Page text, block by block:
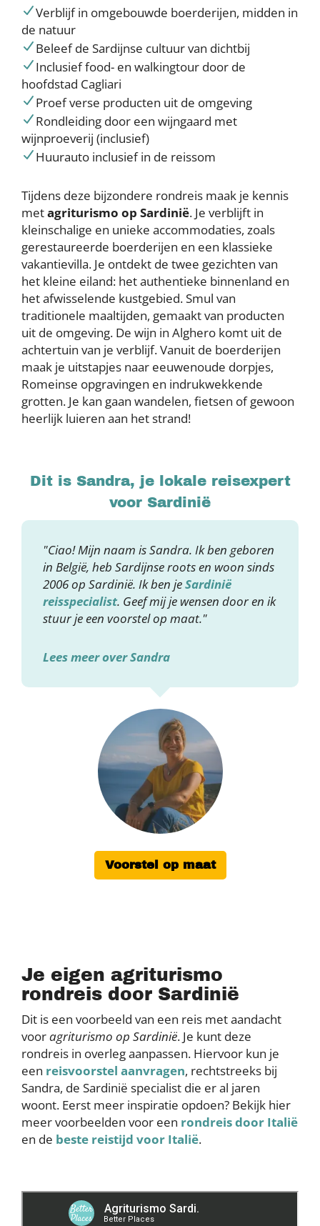
Verblijf in omgebouwde boerderijen, midden in
de natuur
Beleef de Sardijnse cultuur van dichtbij
Inclusief food- en walkingtour door de
hoofdstad Cagliari
Proef verse producten uit de omgeving
Rondleiding door een wijngaard met
wijnproeverij (inclusief)
Huurauto inclusief in de reissom
Tijdens deze bijzondere rondreis maak je kennis
metagriturismo op Sardinië. Je verblijft in
kleinschalige en unieke accommodaties, zoals
gerestaureerde boerderijen en een klassieke
vakantievilla. Je ontdekt de twee gezichten van
het kleine eiland: het authentieke binnenland en
het afwisselende kustgebied. Smul van
traditionele maaltijden, gemaakt van producten
uit de omgeving. De wijn in Alghero komt uit de
achtertuin van je verblijf. Vanuit de boerderijen
maak je uitstapjes naar eeuwenoude dorpjes,
Romeinse opgravingen en indrukwekkende
grotten. Je kan gaan wandelen, fietsen of gewoon
heerlijk luieren aan het strand!
Dit is Sandra, je lokale reisexpert
voor Sardinië
"Ciao! Mijn naam is Sandra. Ik ben geboren
in België, heb Sardijnse roots en woon sinds
2006 op Sardinië. Ik ben jeSardinië
reisspecialist. Geef mij je wensen door en ik
stuur je een voorstel op maat."
Lees meer over Sandra
Voorstel op maat
Je eigen agriturismo
rondreis door Sardinië
Dit is een voorbeeld van een reis met aandacht
vooragriturismo op Sardinië. Je kunt deze
rondreis in overleg aanpassen. Hiervoor kun je
een reisvoorstel aanvragen, rechtstreeks bij
Sandra, de Sardinië specialist die er al jaren
woont. Eerst meer inspiratie opdoen? Bekijk hier
meer voorbeelden voor een rondreis door Italië
en de beste reistijd voor Italië.